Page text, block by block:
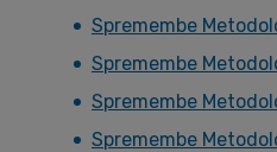
Spremembe
Spremembe
Spremembe
Spremembe